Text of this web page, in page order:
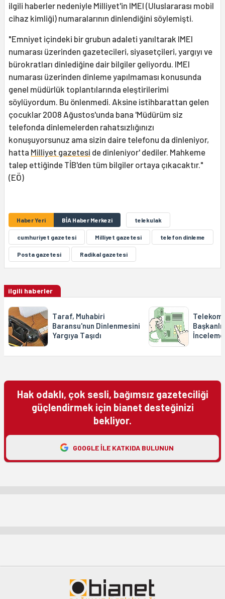
ilgili haberler nedeniyle Milliyet'in IMEI (Uluslararası mobil
cihaz kimliği) numaralarının dinlendiğini söylemişti.
"Emniyet içindeki bir grubun adaleti yanıltarak IMEI
numarası üzerinden gazetecileri, siyasetçileri, yargıyı ve
bürokratları dinlediğine dair bilgiler geliyordu. IMEI
numarası üzerinden dinleme yapılmaması konusunda
genel müdürlük toplantılarında eleştirilerimi
söylüyordum. Bu önlenmedi. Aksine istihbarattan gelen
çocuklar 2008 Ağustos'unda bana 'Müdürüm siz
telefonda dinlemelerden rahatsızlığınızı
konuşuyorsunuz ama sizin daire telefonu da dinleniyor,
hatta Milliyet gazetesi de dinleniyor' dediler. Mahkeme
talep ettiğinde TİB'den tüm bilgiler ortaya çıkacaktır."
(EÖ)
Haber Yeri BİA Haber Merkezi telekulak
cumhuriyet gazetesi Milliyet gazetesi telefon dinleme
Posta gazetesi Radikal gazetesi
ilgili haberler
Taraf, Muhabiri
Baransu'nun Dinlenmesini
Yargıya Taşıdı
Hak odaklı, çok sesli, bağımsız gazeteciliği
güçlendirmek için bianet desteğinizi
bekliyor.
GOOGLE ILE KATKIDA BULUNUN